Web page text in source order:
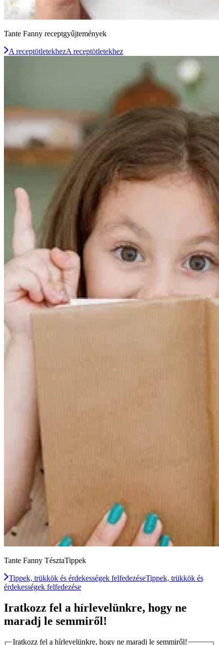
Tante Fanny receptgyűjtemények
A receptötletekhezA receptötletekhez
Tante Fanny TésztaTippek
Tippek, trükkök és érdekességek felfedezéseTippek, trükkök és
érdekességek felfedezése
Iratkozz fel a hírlevelünkre, hogy ne
maradj le semmiről!
Iratkozz fel a hírlevelünkre, hogy ne maradj le semmiről!